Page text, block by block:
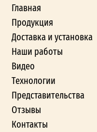
Главная
Продукция
Доставка и установка
Наши работы
Видео
Технологии
Представительства
Отзывы
Контакты